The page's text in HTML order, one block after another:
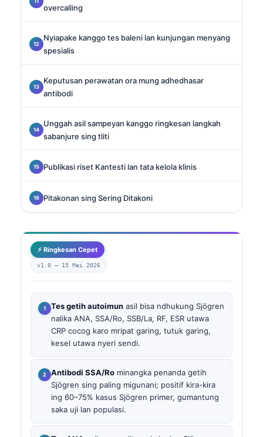
overcalling
Nyiapake kanggo tes baleni lan kunjungan menyang
spesialis
Keputusan perawatan ora mung adhedhasar
antibodi
Unggah asil sampeyan kanggo ringkesan langkah
sabanjure sing tliti
Publikasi riset Kantesti lan tata kelola klinis
Pitakonan sing Sering Ditakoni
⚡ Ringkesan Cepet
v1.0 — 15 Mei 2026
Tes getih autoimun asil bisa ndhukung Sjögren
nalika ANA, SSA/Ro, SSB/La, RF, ESR utawa
CRP cocog karo mripat garing, tutuk garing,
kesel utawa nyeri sendi.
Antibodi SSA/Ro minangka penanda getih
Sjögren sing paling migunani; positif kira-kira
ing 60–75% kasus Sjögren primer, gumantung
saka uji lan populasi.